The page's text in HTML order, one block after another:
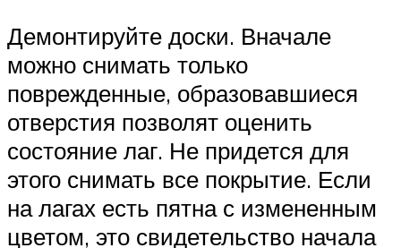
Демонтируйте доски. Вначале
можно снимать только
поврежденные, образовавшиеся
отверстия позволят оценить
состояние лаг. Не придется для
этого снимать все покрытие. Если
на лагах есть пятна с измененным
цветом, это свидетельство начала